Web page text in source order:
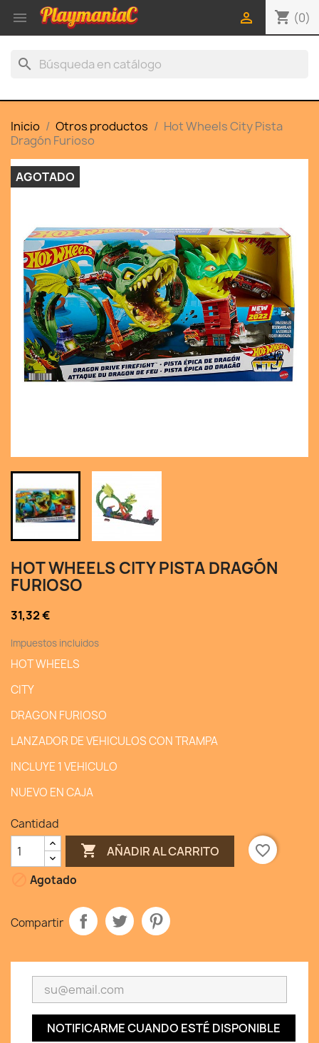
 shopping_cart (0)

search
Inicio Otros productos
Hot Wheels City Pista
Dragón Furioso
AGOTADO
HOT WHEELS CITY PISTA DRAGÓN
FURIOSO
31,32 €
Impuestos incluidos
HOT WHEELS
CITY
DRAGON FURIOSO
LANZADOR DE VEHICULOS CON TRAMPA
INCLUYE 1 VEHICULO
NUEVO EN CAJA
Cantidad
 AÑADIR AL CARRITO
favorite_border
Agotado
Compartir
NOTIFICARME CUANDO ESTÉ DISPONIBLE